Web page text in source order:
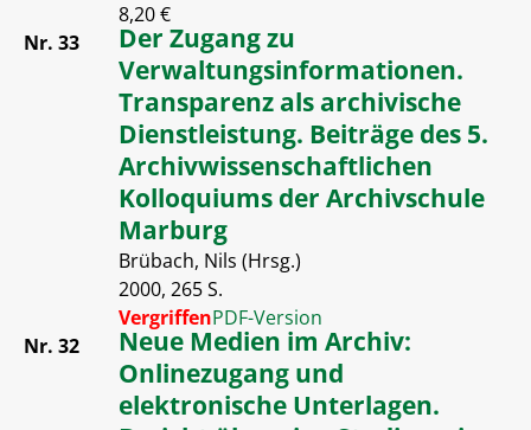
8,20 €
Nr. 33
Der Zugang zu
Verwaltungsinformationen.
Transparenz als archivische
Dienstleistung. Beiträge des 5.
Archivwissenschaftlichen
Kolloquiums der Archivschule
Marburg
Brübach, Nils (Hrsg.)
2000, 265 S.
VergriffenPDF-Version
Nr. 32
Neue Medien im Archiv:
Onlinezugang und
elektronische Unterlagen.